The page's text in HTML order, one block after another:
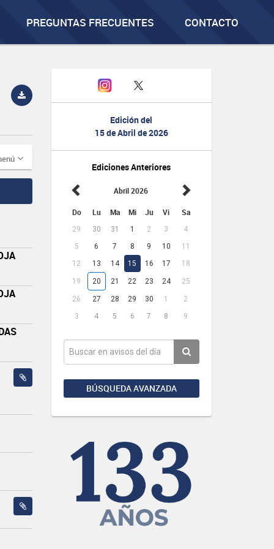
PREGUNTAS FRECUENTES CONTACTO
Edición del
15 de Abril de 2026
Ediciones Anteriores
Abril 2026
Do Lu Ma Mi Ju Vi Sa
29 30 31 1 2 3
4
5
6 7 8 9 10
11
12
13 14 15 16 17 18
19 20 21 22 23 24 25
26 27 28 29 30 1
2
3
4 5 6 7 8 9
BÚSQUEDA AVANZADA